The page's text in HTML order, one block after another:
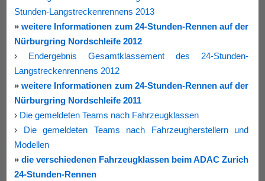
Stunden-Langstreckenrennens 2013
»weitere Informationen zum 24-Stunden-Rennen auf der
Nürburgring Nordschleife 2012
› Endergebnis Gesamtklassement des 24-Stunden-
Langstreckenrennens 2012
»weitere Informationen zum 24-Stunden-Rennen auf der
Nürburgring Nordschleife 2011
› Die gemeldeten Teams nach Fahrzeugklassen
› Die gemeldeten Teams nach Fahrzeugherstellern und
Modellen
» die verschiedenen Fahrzeugklassen beim ADAC Zurich
24-Stunden-Rennen